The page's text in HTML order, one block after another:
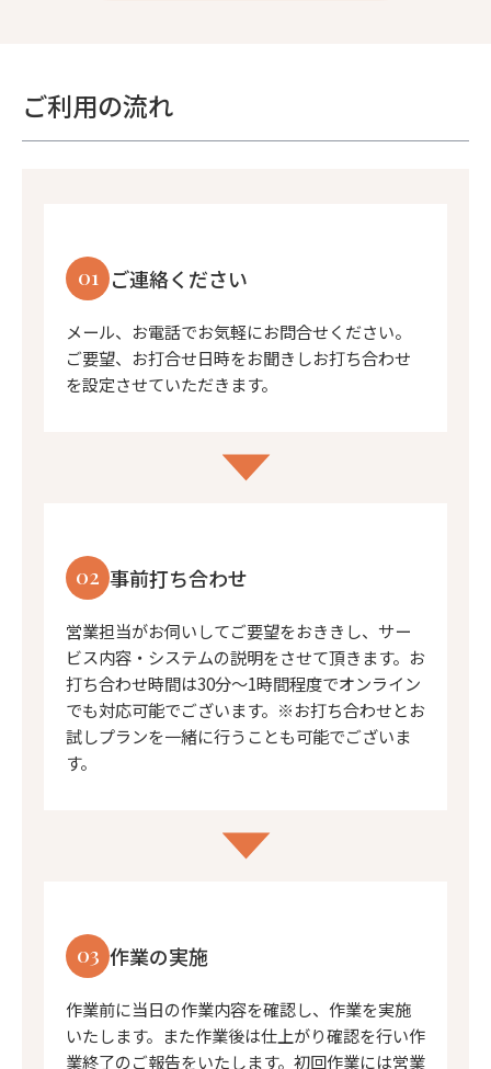
ご利用の流れ
01 ご連絡ください
メール、お電話でお気軽にお問合せください。
ご要望、お打合せ日時をお聞きしお打ち合わせ
を設定させていただきます。
02 事前打ち合わせ
営業担当がお伺いしてご要望をおききし、サー
ビス内容・システムの説明をさせて頂きます。お
打ち合わせ時間は30分〜1時間程度でオンライン
でも対応可能でございます。※お打ち合わせとお
試しプランを一緒に行うことも可能でございま
す。
03 作業の実施
作業前に当日の作業内容を確認し、作業を実施
いたします。また作業後は仕上がり確認を行い作
業終了のご報告をいたします。初回作業には営業